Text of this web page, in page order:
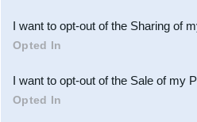
Downstream Participants
third parties.
I want to opt-out of the Sharing of
Opted In
I want to opt-out of the Sale of my
Opted In